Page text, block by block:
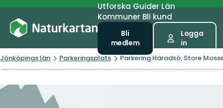
UtforskaGuiderLän
Kommuner Bli kund
Bli
medlem
Logga
in
Jönköpings län Parkeringsplats Parkering Häradsö, Store